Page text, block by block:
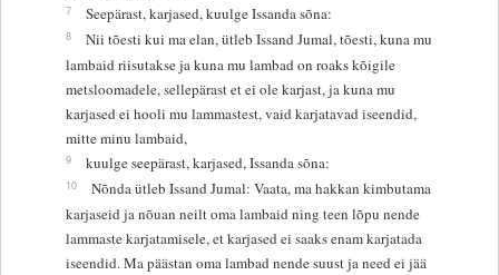
7 Seepärast, karjased, kuulge Issanda sõna:
8
Nii tõesti kui ma elan, ütleb Issand Jumal, tõesti, kuna mu
lambaid riisutakse ja kuna mu lambad on roaks kõigile
metsloomadele, sellepärast et ei ole karjast, ja kuna mu
karjased ei hooli mu lammastest, vaid karjatavad iseendid,
mitte minu lambaid,
9 kuulge seepärast, karjased, Issanda sõna:
10
Nõnda ütleb Issand Jumal: Vaata, ma hakkan kimbutama
karjaseid ja nõuan neilt oma lambaid ning teen lõpu nende
lammaste karjatamisele, et karjased ei saaks enam karjatada
iseendid. Ma päästan oma lambad nende suust ja need ei jää